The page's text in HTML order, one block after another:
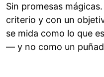
Sin promesas
criterio y con un
se mida como lo que
— y no como un